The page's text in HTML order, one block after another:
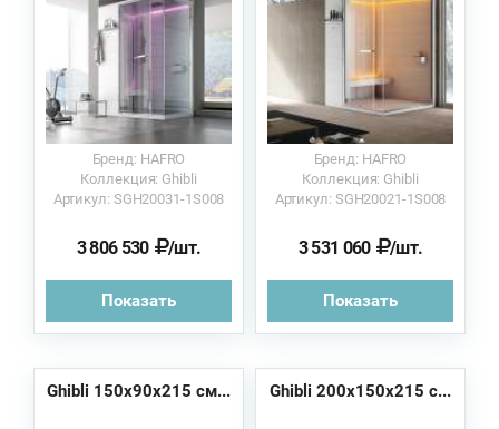
Бренд: HAFRO
Коллекция: Ghibli
Артикул: SGH20031-1S008
3 806 530 /шт.
Показать
Бренд: HAFRO
Коллекция: Ghibli
Артикул: SGH20021-1S008
3 531 060 /шт.
Показать
Ghibli 150x90x215 см... Ghibli 200x150x215 с...